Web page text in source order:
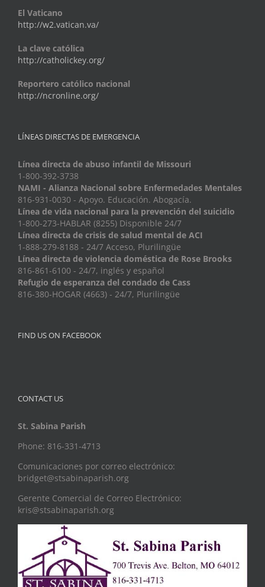
El Vaticano
http://w2.vatican.va/
La clave católica
http://catholickey.org/
Reportero católico nacional
http://ncronline.org/
LÍNEAS DIRECTAS DE EMERGENCIA
Línea directa de abuso infantil de Missouri
1-800-392-3738
NAMI - Alianza Nacional sobre Enfermedades Mentales
816-931-0030 - Apoyo. Educación. Abogacía.
Línea de vida nacional para la prevención del suicidio
1-800-273-HABLAR (8255) Disponible 24/7
Línea directa de crisis de salud mental de ACI
1-888-279-8188 - 24/7 Acceso, Plurilingüe
Línea directa de violencia doméstica de Rose Brooks
816-861-6100 - 24/7, inglés y español
Refugio de esperanza del condado de Cass
816-380-HOGAR (4663) - 24/7, Plurilingüe
FIND US ON FACEBOOK
CONTACT US
St. Sabina Parish
Phone: 816-331-4713
Comunicaciones por correo electrónico:
bridget@stsabinaparish.org
Gerente Comercial de Correo Electrónico:
kris@stsabinaparish.org